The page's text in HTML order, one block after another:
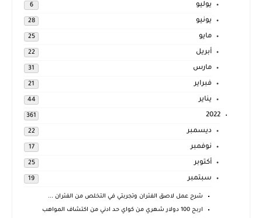
يوليو 6
يونيو 28
مايو 25
أبريل 22
مارس 31
فبراير 21
يناير 44
2022
361
ديسمبر 22
نوفمبر 17
أكتوبر 25
سبتمبر 19
شرح عمل لاصق الفئران وتجربتي في التخلص من الفئران ...
اربح 100 دولار شهري من كواي حد ادني من اكتشاف المواهب